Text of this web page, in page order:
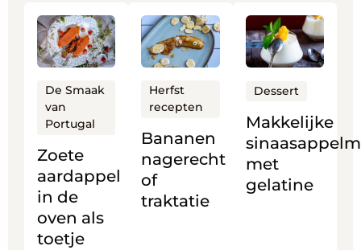
Zoete
aardappel
in de
oven als
toetje
De Smaak
van
Portugal
Lees
meer
over
Zoete
aardappel
in
de
oven
als
toetje
Bananen
nagerecht
of
traktatie
Herfst
recepten
Lees
meer
over
Bananen
nagerecht
of
traktatie
Makkelijke
met
gelatine
Dessert
Lees
meer
over
Makkelijke
met
gelatine